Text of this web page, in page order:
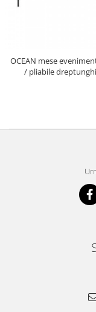
OCEAN mese
/ pliabile